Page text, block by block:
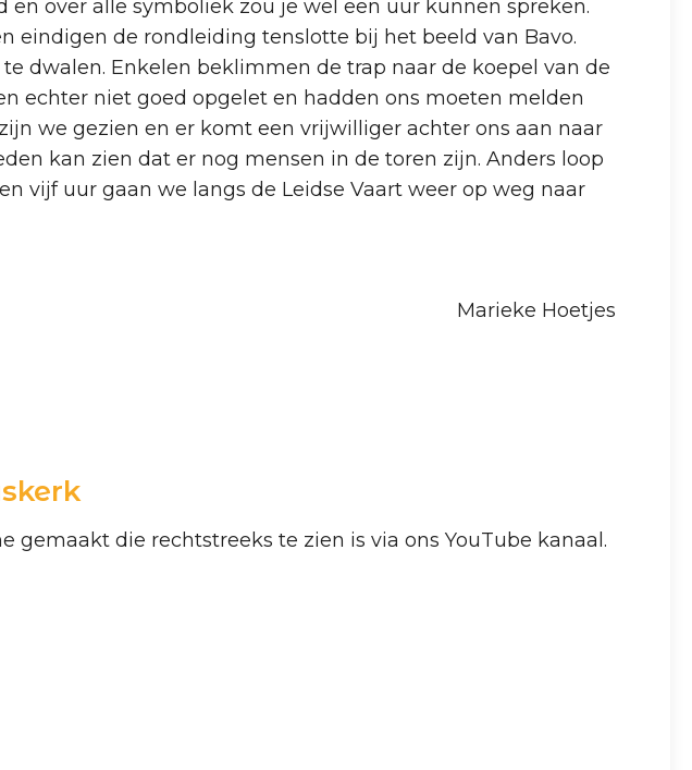
over alle symboliek zou je wel een uur kunnen spreken.
eindigen de rondleiding tenslotte bij het beeld van Bavo.
dwalen. Enkelen beklimmen de trap naar de koepel van de
echter niet goed opgelet en hadden ons moeten melden
we gezien en er komt een vrijwilliger achter ons aan naar
kan zien dat er nog mensen in de toren zijn. Anders loop
vijf uur gaan we langs de Leidse Vaart weer op weg naar
Marieke Hoetjes
die rechtstreeks te zien is via ons YouTube kanaal.